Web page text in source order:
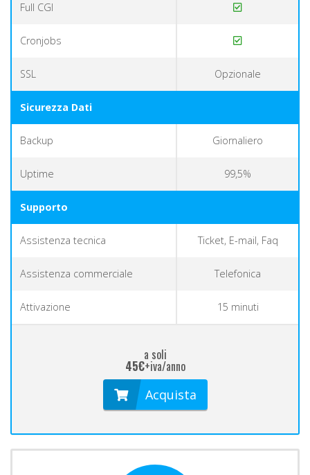
Full CGI
Cronjobs
SSL Opzionale
Sicurezza Dati
Backup Giornaliero
Uptime 99,5%
Supporto
Assistenza tecnica Ticket, E-mail, Faq
Assistenza commerciale Telefonica
Attivazione 15 minuti
a soli
45€+iva/anno
Acquista